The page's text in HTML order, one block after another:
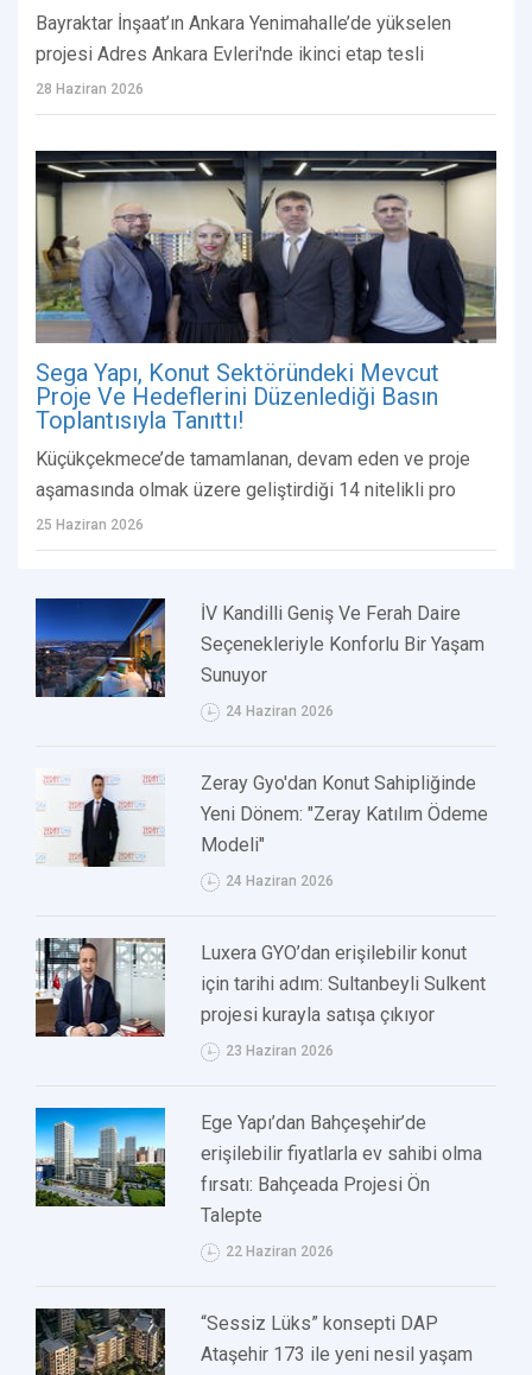
Bayraktar İnşaat’ın Ankara Yenimahalle’de yükselen
projesi Adres Ankara Evleri'nde ikinci etap tesli
28 Haziran 2026
Sega Yapı, Konut Sektöründeki Mevcut
Proje Ve Hedeflerini Düzenlediği Basın
Toplantısıyla Tanıttı!
Küçükçekmece’de tamamlanan, devam eden ve proje
aşamasında olmak üzere geliştirdiği 14 nitelikli pro
25 Haziran 2026
İV Kandilli Geniş Ve Ferah Daire
Seçenekleriyle Konforlu Bir Yaşam
Sunuyor
24 Haziran 2026
Zeray Gyo'dan Konut Sahipliğinde
Yeni Dönem: "Zeray Katılım Ödeme
Modeli"
24 Haziran 2026
Luxera GYO’dan erişilebilir konut
için tarihi adım: Sultanbeyli Sulkent
projesi kurayla satışa çıkıyor
23 Haziran 2026
Ege Yapı’dan Bahçeşehir’de
erişilebilir fiyatlarla ev sahibi olma
fırsatı: Bahçeada Projesi Ön
Talepte
22 Haziran 2026
“Sessiz Lüks” konsepti DAP
Ataşehir 173 ile yeni nesil yaşam